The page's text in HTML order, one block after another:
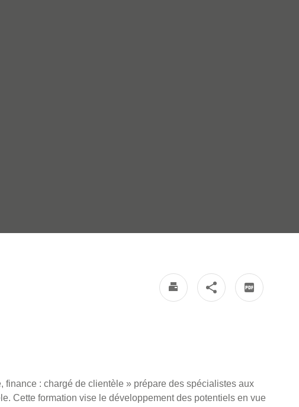
: chargé de clientèle » prépare des spécialistes aux
Cette formation vise le développement des potentiels en vue